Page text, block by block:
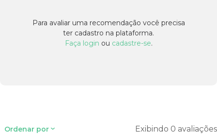
Para avaliar uma recomendação você precisa
ter cadastro na plataforma.
Faça login ou cadastre-se.
Ordenar por Exibindo 0 avaliações